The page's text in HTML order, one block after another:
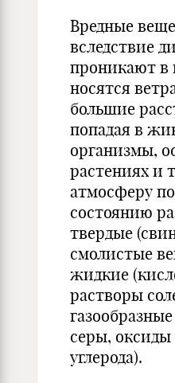
Вредные
вследствие
проникают в
носятся
большие
попадая в
организмы,
растениях и
атмосферу
состоя­нию
твердые
смолистые
жидкие
растворы
серы, окси­ды
углерода).